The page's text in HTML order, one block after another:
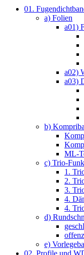
01.
a) Folien
a01)
a02)
a03)
b)
ML-
c) Trio-
1.
2.
3.
4.
4.
d)
e)